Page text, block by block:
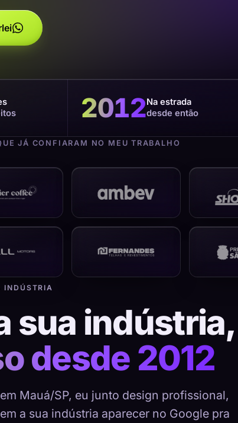
2012Na estrada
desde então
JÁ CONFIARAM NO MEU TRABALHO
INDÚSTRIA
sua indústria,
desde 2012
Mauá/SP, eu junto design profissional,
a sua indústria aparecer no Google pra